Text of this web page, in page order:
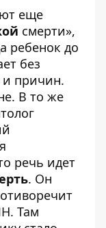
еще
смерти»,
ребенок до
без
и причин.
В то же
речь идет
. Он
Там